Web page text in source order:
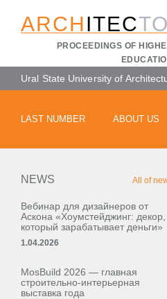
ARCHITEC
PROCEEDINGS OF
Ural State University of
LAST NUMBER ABOUT US
NEWS All of
Вебинар для дизайнеров от
Аскона «Хоумстейджинг: декор,
который зарабатывает деньги»
1.04.2026
MosBuild 2026 — главная
строительно-интерьерная
выставка года